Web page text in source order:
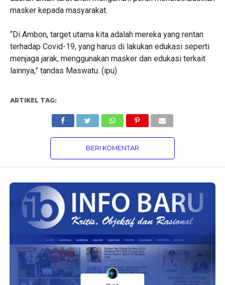
masker kepada masyarakat.
“Di Ambon, target utama kita adalah mereka yang rentan
terhadap Covid-19, yang harus di lakukan edukasi seperti
menjaga jarak, menggunakan masker dan edukasi terkait
lainnya,” tandas Maswatu. (ipu)
ARTIKEL TAG:
BERI KOMENTAR